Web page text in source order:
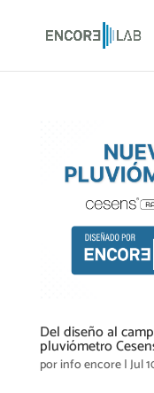
Del diseño al
pluviómetro
porinfo encore|Jul